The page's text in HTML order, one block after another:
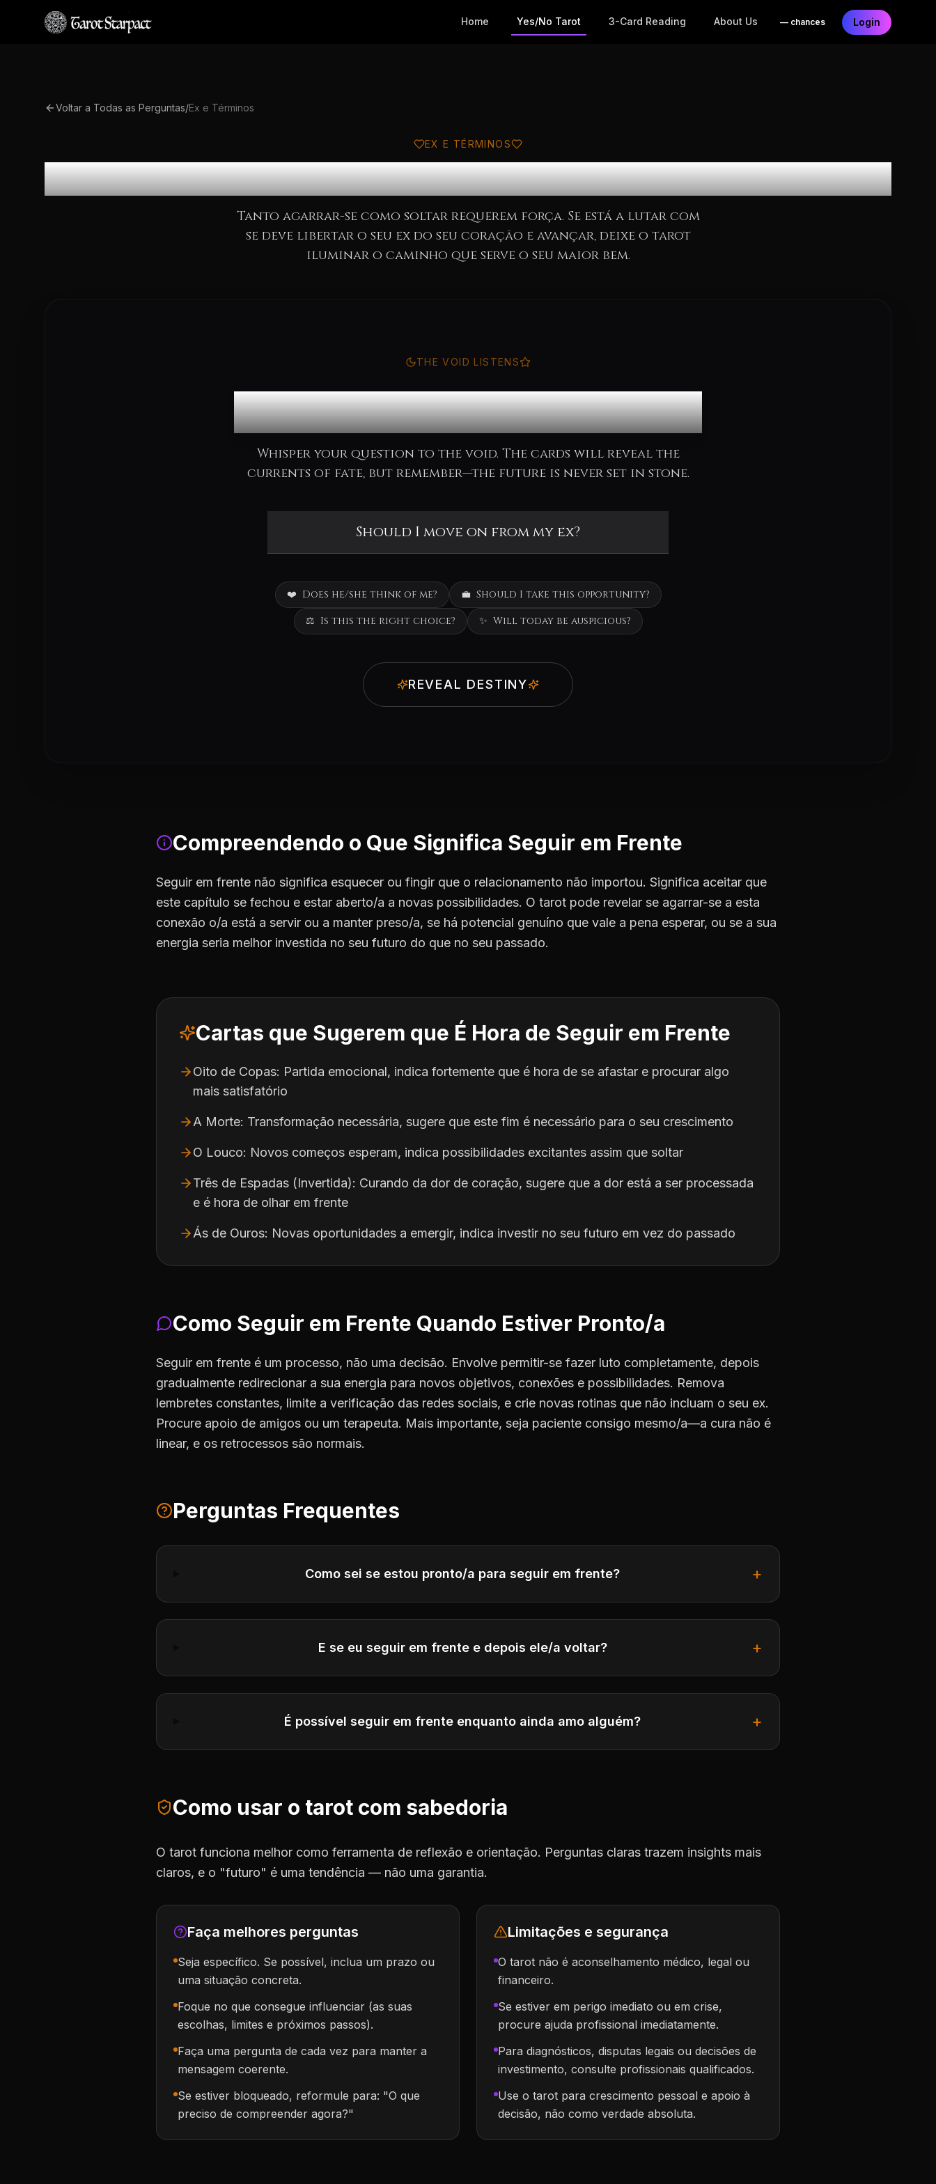
Home Yes/No Tarot 3-Card Reading About Us — chances Login
Voltar a Todas as Perguntas/Ex e Términos
EX E TÉRMINOS
Devo Seguir em Frente do Meu Ex?
Tanto agarrar-se como soltar requerem força. Se está a lutar com
se deve libertar o seu ex do seu coração e avançar, deixe o tarot
iluminar o caminho que serve o seu maior bem.
THE VOID LISTENS
Consult the Oracle
Whisper your question to the void. The cards will reveal the
currents of fate, but remember—the future is never set in stone.
❤️ Does he/she think of me? 💼 Should I take this opportunity?
⚖️ Is this the right choice? ✨ Will today be auspicious?
REVEAL DESTINY
Compreendendo o Que Significa Seguir em Frente
Seguir em frente não significa esquecer ou fingir que o relacionamento não importou. Significa aceitar que
este capítulo se fechou e estar aberto/a a novas possibilidades. O tarot pode revelar se agarrar-se a esta
conexão o/a está a servir ou a manter preso/a, se há potencial genuíno que vale a pena esperar, ou se a sua
energia seria melhor investida no seu futuro do que no seu passado.
Cartas que Sugerem que É Hora de Seguir em Frente
Oito de Copas: Partida emocional, indica fortemente que é hora de se afastar e procurar algo
mais satisfatório
A Morte: Transformação necessária, sugere que este fim é necessário para o seu crescimento
O Louco: Novos começos esperam, indica possibilidades excitantes assim que soltar
Três de Espadas (Invertida): Curando da dor de coração, sugere que a dor está a ser processada
e é hora de olhar em frente
Ás de Ouros: Novas oportunidades a emergir, indica investir no seu futuro em vez do passado
Como Seguir em Frente Quando Estiver Pronto/a
Seguir em frente é um processo, não uma decisão. Envolve permitir-se fazer luto completamente, depois
gradualmente redirecionar a sua energia para novos objetivos, conexões e possibilidades. Remova
lembretes constantes, limite a verificação das redes sociais, e crie novas rotinas que não incluam o seu ex.
Procure apoio de amigos ou um terapeuta. Mais importante, seja paciente consigo mesmo/a—a cura não é
linear, e os retrocessos são normais.
Perguntas Frequentes
Como sei se estou pronto/a para seguir em frente? +
E se eu seguir em frente e depois ele/a voltar? +
É possível seguir em frente enquanto ainda amo alguém? +
Como usar o tarot com sabedoria
O tarot funciona melhor como ferramenta de reflexão e orientação. Perguntas claras trazem insights mais
claros, e o "futuro" é uma tendência — não uma garantia.
Faça melhores perguntas
Seja específico. Se possível, inclua um prazo ou
uma situação concreta.
Foque no que consegue influenciar (as suas
escolhas, limites e próximos passos).
Faça uma pergunta de cada vez para manter a
mensagem coerente.
Se estiver bloqueado, reformule para: "O que
preciso de compreender agora?"
Limitações e segurança
O tarot não é aconselhamento médico, legal ou
financeiro.
Se estiver em perigo imediato ou em crise,
procure ajuda profissional imediatamente.
Para diagnósticos, disputas legais ou decisões de
investimento, consulte profissionais qualificados.
Use o tarot para crescimento pessoal e apoio à
decisão, não como verdade absoluta.